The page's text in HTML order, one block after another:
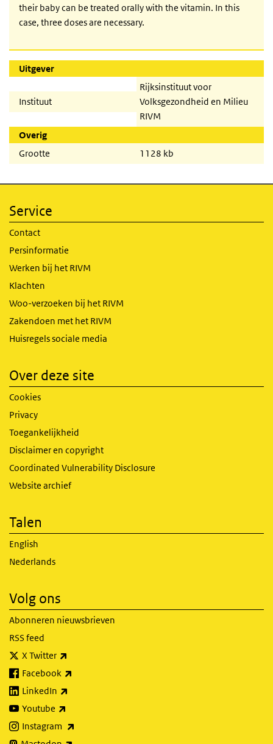
their baby can be treated orally with the vitamin. In this
case, three doses are necessary.
Uitgever
Instituut
Rijksinstituut voor
Volksgezondheid en Milieu
RIVM
Overig
Grootte
1128 kb
Service
Contact
Persinformatie
Werken bij het RIVM
Klachten
Woo-verzoeken bij het RIVM
Zakendoen met het RIVM
Huisregels sociale media
Over deze site
Cookies
Privacy
Toegankelijkheid
Disclaimer en copyright
Coordinated Vulnerability Disclosure
Website archief
Talen
English
Nederlands
Volg ons
Abonneren nieuwsbrieven
RSS feed
X Twitter
Facebook
LinkedIn
Youtube
Instagram